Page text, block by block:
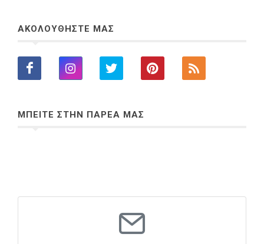
ΑΚΟΛΟΥΘΗΣΤΕ ΜΑΣ
ΜΠΕΙΤΕ ΣΤΗΝ ΠΑΡΕΑ ΜΑΣ